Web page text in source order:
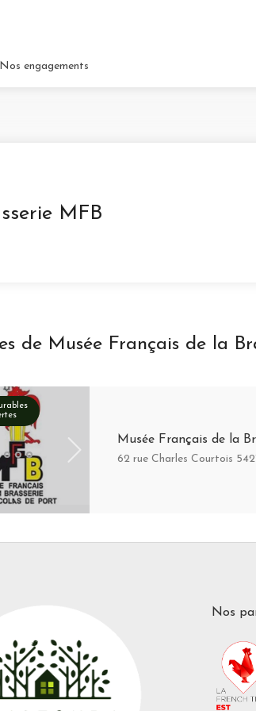
Nos engagements
MFB
de Musée Français de la
Musée Français de la
62 rue Charles Courtois
Nos